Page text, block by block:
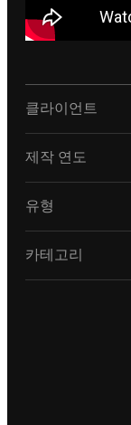
클라이언트
제작 연도
유형
카테고리